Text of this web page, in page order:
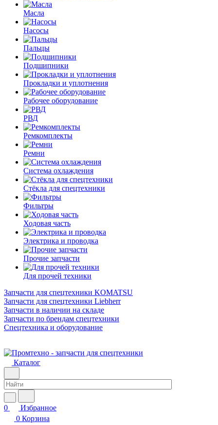
Масла
Насосы
Пальцы
Подшипники
Прокладки и уплотнения
Рабочее оборудование
РВД
Ремкомплекты
Ремни
Система охлаждения
Стёкла для спецтехники
Фильтры
Ходовая часть
Электрика и проводка
Прочие запчасти
Для прочей техники
Запчасти для спецтехники KOMATSU
Запчасти для спецтехники Liebherr
Запчасти в наличии на складе
Запчасти по брендам спецтехники
Спецтехника и оборудование
Каталог
0
Избранное
0 Корзина